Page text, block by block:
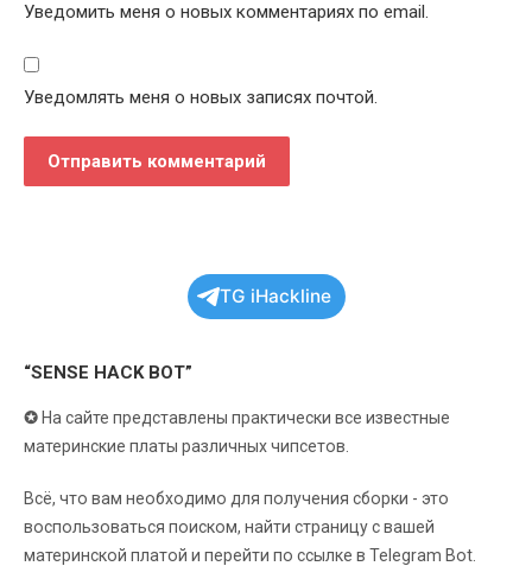
Уведомить меня о новых комментариях по email.
Уведомлять меня о новых записях почтой.
TG iHackline
“SENSE HACK BOT”
✪ На сайте представлены практически все известные
материнские платы различных чипсетов.
Всё, что вам необходимо для получения сборки - это
воспользоваться поиском, найти страницу с вашей
материнской платой и перейти по ссылке в Telegram Bot.